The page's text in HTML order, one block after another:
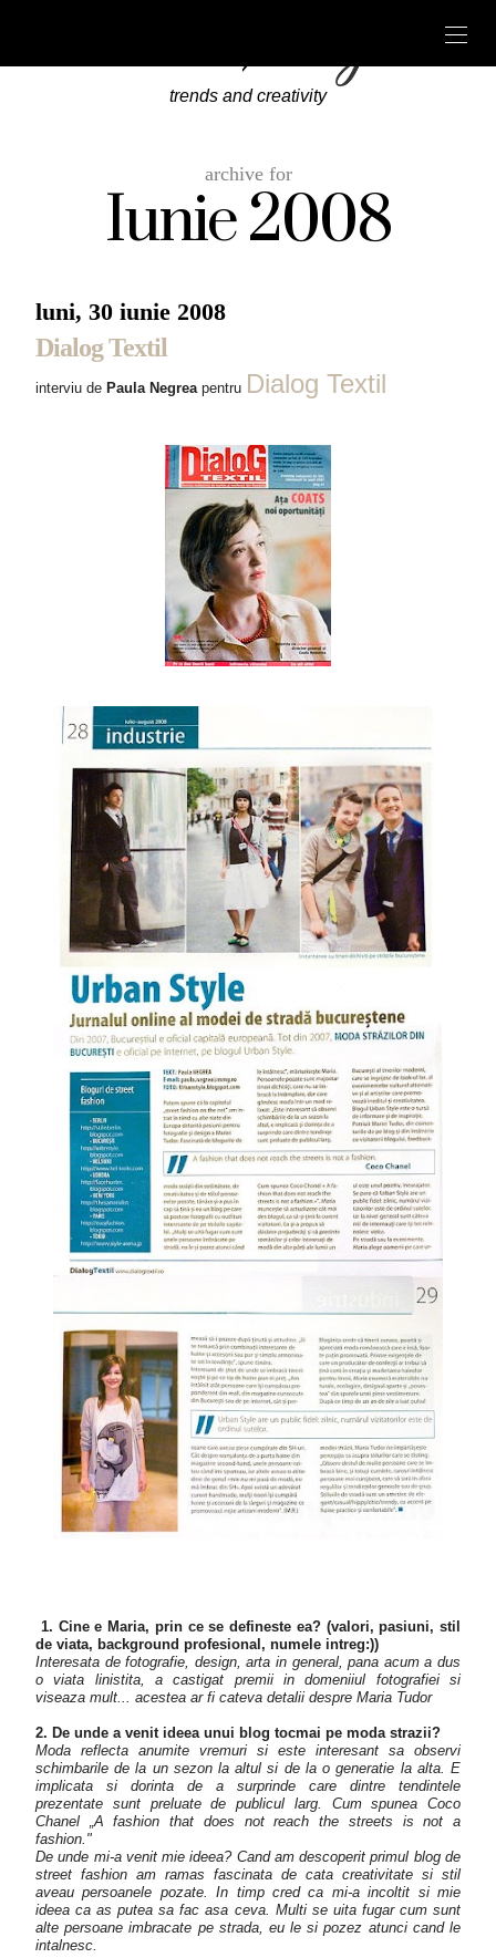
trends and creativity
archive for
Iunie 2008
luni, 30 iunie 2008
Dialog Textil
interviu de Paula Negreapentru Dialog Textil
1. Cine e Maria, prin ce se defineste ea? (valori, pasiuni, stil
de viata, background profesional, numele intreg:))
Interesata de fotografie, design, arta in general, pana acum a dus
o viata linistita, a castigat premii in domeniiul fotografiei si
viseaza mult... acestea ar fi cateva detalii despre Maria Tudor
2. De unde a venit ideea unui blog tocmai pe moda strazii?
Moda reflecta anumite vremuri si este interesant sa observi
schimbarile de la un sezon la altul si de la o generatie la alta. E
implicata si dorinta de a surprinde care dintre tendintele
prezentate sunt preluate de publicul larg. Cum spunea Coco
Chanel „A fashion that does not reach the streets is not a
fashion."
De unde mi-a venit mie ideea? Cand am descoperit primul blog de
street fashion am ramas fascinata de cata creativitate si stil
aveau persoanele pozate. In timp cred ca mi-a incoltit si mie
ideea ca as putea sa fac asa ceva. Multi se uita fugar cum sunt
alte persoane imbracate pe strada, eu le si pozez atunci cand le
intalnesc.